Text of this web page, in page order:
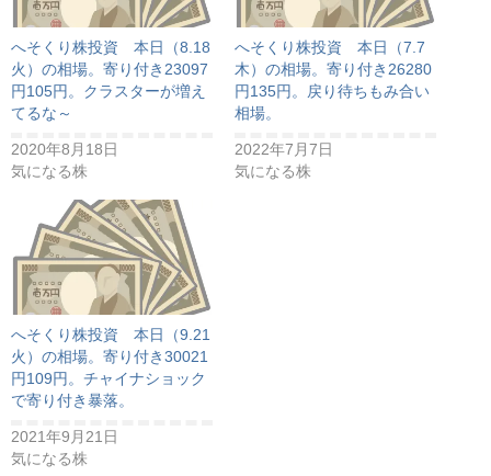
へそくり株投資 本日（8.18
火）の相場。寄り付き23097
円105円。クラスターが増え
てるな～
2020年8月18日
気になる株
へそくり株投資 本日（7.7
木）の相場。寄り付き26280
円135円。戻り待ちもみ合い
相場。
2022年7月7日
気になる株
へそくり株投資 本日（9.21
火）の相場。寄り付き30021
円109円。チャイナショック
で寄り付き暴落。
2021年9月21日
気になる株